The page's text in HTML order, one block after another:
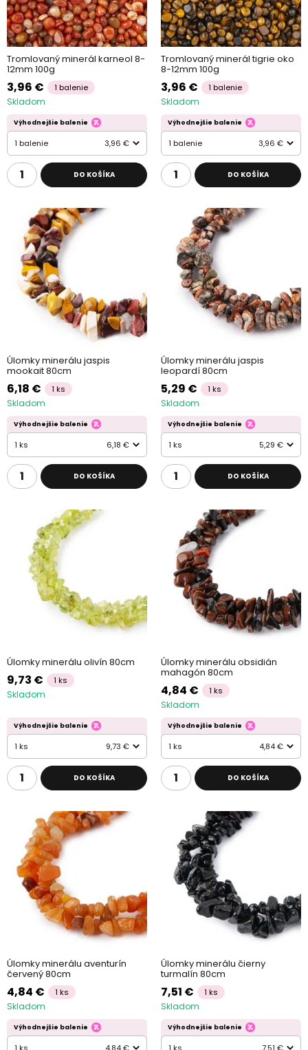
Tromlovaný minerál karneol 8-
12mm 100g
3,96 € 1 balenie
Skladom
Výhodnejšie balenie
1 balenie 3,96 €
DO KOŠÍKA
Tromlovaný minerál tigrie oko
8-12mm 100g
3,96 € 1 balenie
Skladom
Výhodnejšie balenie
1 balenie 3,96 €
DO KOŠÍKA
Úlomky minerálu jaspis
mookait 80cm
6,18 € 1 ks
Skladom
Výhodnejšie balenie
1 ks 6,18 €
DO KOŠÍKA
Úlomky minerálu jaspis
leopardí 80cm
5,29 € 1 ks
Skladom
Výhodnejšie balenie
1 ks 5,29 €
DO KOŠÍKA
Úlomky minerálu olivín 80cm
9,73 € 1 ks
Skladom
Výhodnejšie balenie
1 ks 9,73 €
DO KOŠÍKA
Úlomky minerálu obsidián
mahagón 80cm
4,84 € 1 ks
Skladom
Výhodnejšie balenie
1 ks 4,84 €
DO KOŠÍKA
Úlomky minerálu aventurín
červený 80cm
4,84 € 1 ks
Skladom
Výhodnejšie balenie
Úlomky minerálu čierny
turmalín 80cm
7,51 € 1 ks
Skladom
Výhodnejšie balenie